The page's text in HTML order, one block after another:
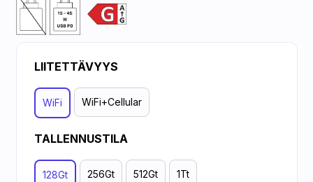
LIITETTÄVYYS
WiFi WiFi+Cellular
TALLENNUSTILA
128Gt 256Gt 512Gt 1Tt